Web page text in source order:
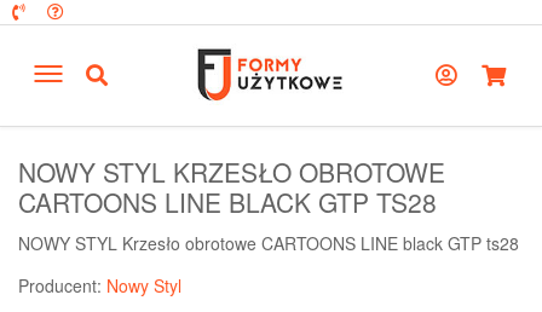
NOWY STYL KRZESŁO OBROTOWE
CARTOONS LINE BLACK GTP TS28
NOWY STYL Krzesło obrotowe CARTOONS LINE black GTP ts28
Producent: Nowy Styl